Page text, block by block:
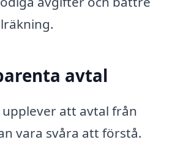
avtal
att avtal från
vara svåra att förstå.